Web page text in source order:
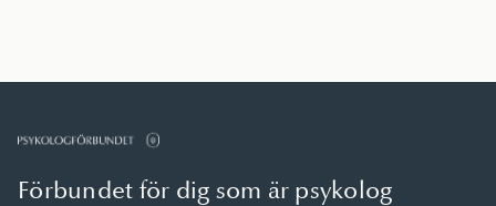
Förbundet för dig som är psykolog